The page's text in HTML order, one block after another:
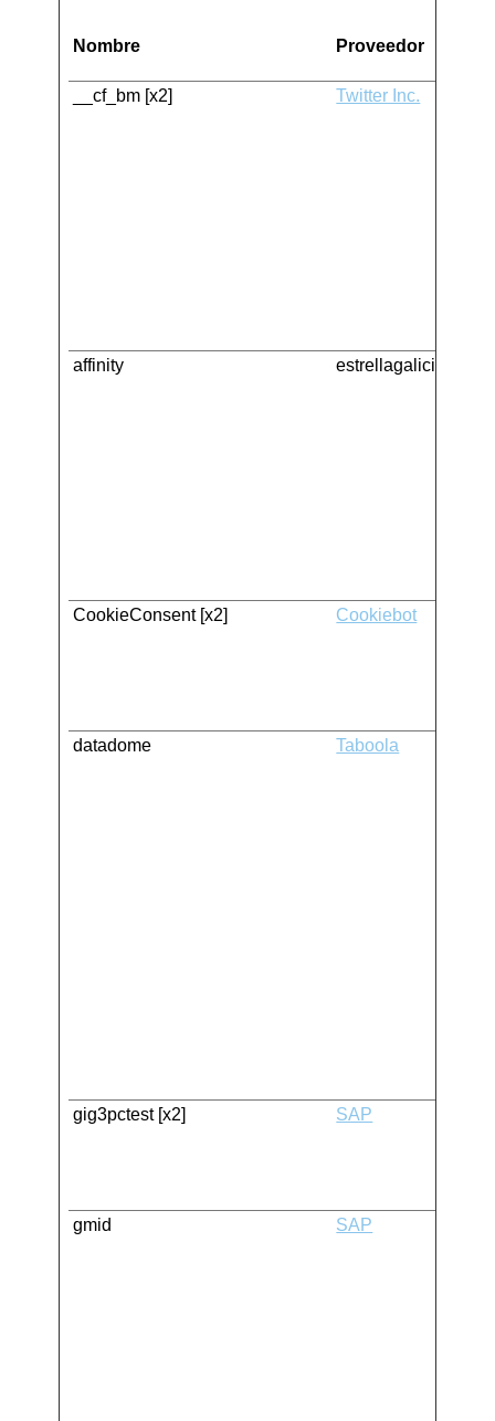
Nombre Proveedor
__cf_bm [x2] Twitter Inc.
affinity estrellagalicia00.es
CookieConsent [x2] Cookiebot
datadome Taboola
gig3pctest [x2] SAP
gmid SAP